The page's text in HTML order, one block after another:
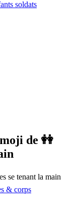
soldats
de 👭
se tenant la main
& corps